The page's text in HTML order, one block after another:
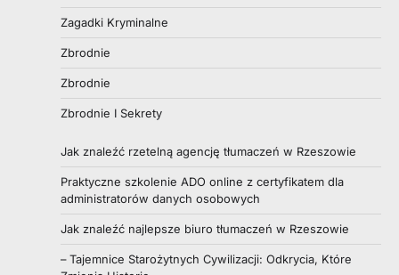
Zagadki Kryminalne
Zbrodnie
Zbrodnie
Zbrodnie I Sekrety
Jak znaleźć rzetelną agencję tłumaczeń w Rzeszowie
Praktyczne szkolenie ADO online z certyfikatem dla
administratorów danych osobowych
Jak znaleźć najlepsze biuro tłumaczeń w Rzeszowie
– Tajemnice Starożytnych Cywilizacji: Odkrycia, Które